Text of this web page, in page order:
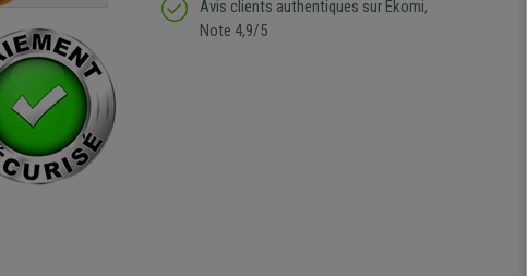
de belle qualité
Avis clients authentiques sur Ekomi,
Note 4,9/5